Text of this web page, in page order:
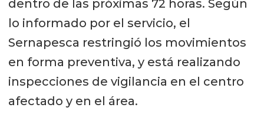
dentro de las próximas 72 horas. Según
lo informado por el servicio, el
Sernapesca restringió los movimientos
en forma preventiva, y está realizando
inspecciones de vigilancia en el centro
afectado y en el área.